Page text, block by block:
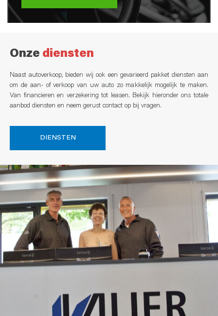
Onze diensten
Naast autoverkoop, bieden wij ook een gevarieerd pakket diensten aan
om de aan- of verkoop van uw auto zo makkelijk mogelijk te maken.
Van financieren en verzekering tot leasen. Bekijk hieronder ons totale
aanbod diensten en neem gerust contact op bij vragen.
DIENSTEN